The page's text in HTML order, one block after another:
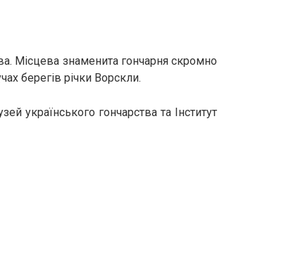
знаменита гончарня скромно
берегів річки Ворскли.
українського гончарства та Інститут